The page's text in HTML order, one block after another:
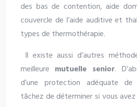
des bas de contention, aide
couvercle de l’aide auditive et
types de thermothérapie.
Il existe aussi d’autres
meilleure mutuelle senior.
d’une protection adéquate de
tâchez de déterminer si vous avez